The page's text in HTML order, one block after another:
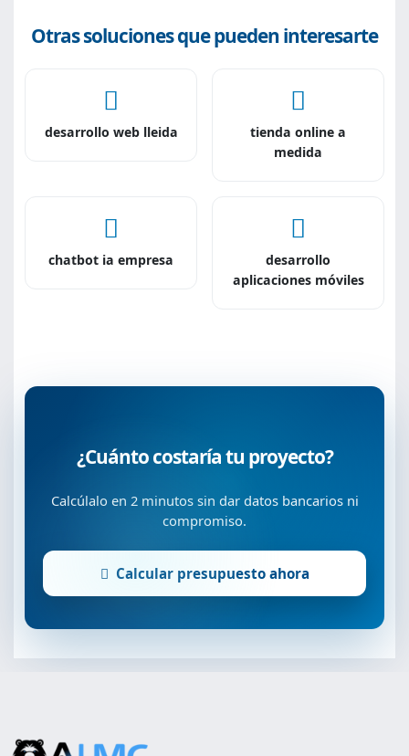
Otras soluciones que pueden interesarte
desarrollo web lleida
tienda online a
medida
chatbot ia empresa
desarrollo
aplicaciones móviles
¿Cuánto costaría tu proyecto?
Calcúlalo en 2 minutos sin dar datos bancarios ni
compromiso.
Calcular presupuesto ahora